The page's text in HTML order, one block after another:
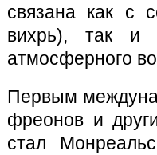
связана как с
вихрь), так и
атмосферного
Первым
фреонов и
стал